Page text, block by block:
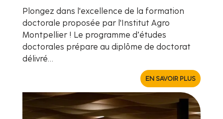
Plongez dans l'excellence de la formation
doctorale proposée par l'Institut Agro
Montpellier ! Le programme d’études
doctorales prépare au diplôme de doctorat
délivré…
EN SAVOIR PLUS